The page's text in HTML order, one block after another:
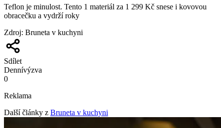
Teflon je minulost. Tento 1 materiál za 1 299 Kč snese i kovovou
obracečku a vydrží roky
Zdroj: Bruneta v kuchyni
Sdílet
Dennívýzva
0
Reklama
Další články z Bruneta v kuchyni